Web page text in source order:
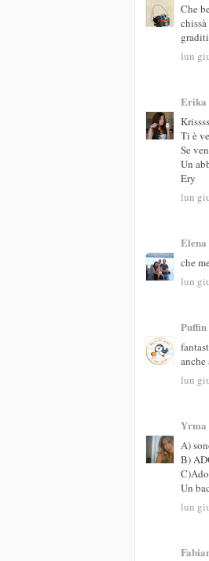
Che
lun
Erika
Ti è
Se
Un
Ery
lun
Elena
che
lun
Puffin
lun
Yrma
A)
B)
Un
lun